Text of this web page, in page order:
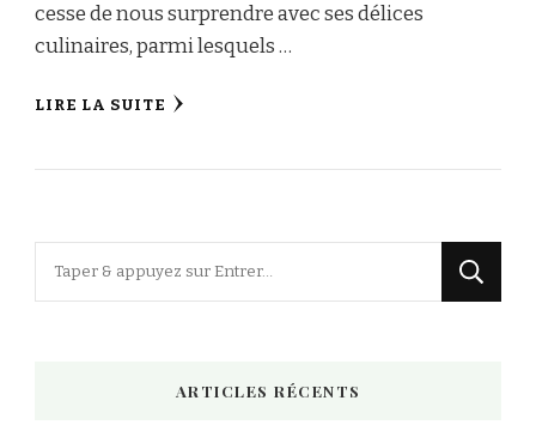
cesse de nous surprendre avec ses délices
culinaires, parmi lesquels …
LIRE LA SUITE
ARTICLES RÉCENTS